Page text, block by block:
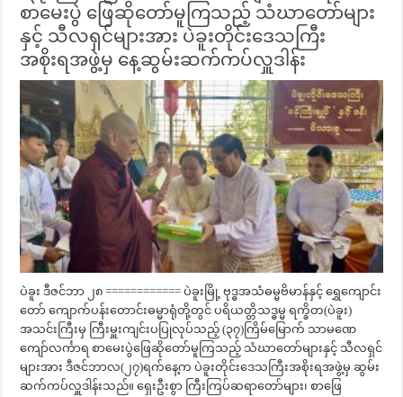
စာမေးပွဲ ဖြေဆိုတော်မူကြသည့် သံဃာတော်များ
နှင့် သီလရှင်များအား ပဲခူးတိုင်းဒေသကြီး
အစိုးရအဖွဲ့မှ နေ့ဆွမ်းဆက်ကပ်လှူဒါန်း
ပဲခူး ဒီဇင်ဘာ ၂၈ ============ ပဲခူးမြို့ ဗုဒ္ဓအသံဓမ္မဗိမာန်နှင့် ရွှေကျောင်း
တော် ကျောက်ပန်းတောင်းဓမ္မာရုံတို့တွင် ပရိယတ္တိသဒ္ဓမ္မ ရက္ခိတ(ပဲခူး)
အသင်းကြီးမှ ကြီးမှူးကျင်းပပြုလုပ်သည့် (၃၇)ကြိမ်မြောက် သာမဏေ
ကျော်လင်္ကာရ စာမေးပွဲဖြေဆိုတော်မူကြသည့် သံဃာတော်များနှင့် သီလရှင်
များအား ဒီဇင်ဘာလ(၂၇)ရက်နေ့က ပဲခူးတိုင်းဒေသကြီးအစိုးရအဖွဲ့မှ ဆွမ်း
ဆက်ကပ်လှူဒါန်းသည်။ ရှေးဦးစွာ ကြီးကြပ်ဆရာတော်များ၊ စာဖြေ